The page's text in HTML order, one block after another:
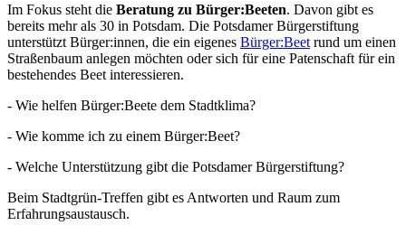
Im Fokus steht die Beratung zu Bürger:Beeten. Davon gibt es
bereits mehr als 30 in Potsdam. Die Potsdamer Bürgerstiftung
unterstützt Bürger:innen, die ein eigenes Bürger:Beet rund um einen
Straßenbaum anlegen möchten oder sich für eine Patenschaft für ein
bestehendes Beet interessieren.
- Wie helfen Bürger:Beete dem Stadtklima?
- Wie komme ich zu einem Bürger:Beet?
- Welche Unterstützung gibt die Potsdamer Bürgerstiftung?
Beim Stadtgrün-Treffen gibt es Antworten und Raum zum
Erfahrungsaustausch.